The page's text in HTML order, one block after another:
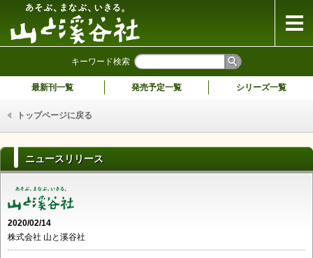
キーワード検索
最新刊一覧 発売予定一覧 シリーズ一覧
トップページに戻る
ニュースリリース
2020/02/14
株式会社 山と溪谷社